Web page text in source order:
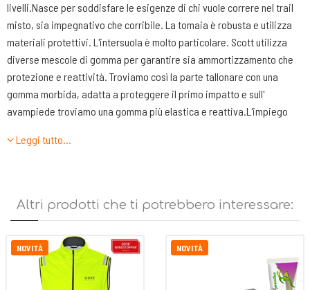
livelli.Nasce per soddisfare le esigenze di chi vuole correre nel trail
misto, sia impegnativo che corribile. La tomaia è robusta e utilizza
materiali protettivi. L'intersuola è molto particolare. Scott utilizza
diverse mescole di gomma per garantire sia ammortizzamento che
protezione e reattività. Troviamo così la parte tallonare con una
gomma morbida, adatta a proteggere il primo impatto e sull'
avampiede troviamo una gomma più elastica e reattiva.L'impiego
energia rispetto alla schiuma EVA standard. Il battistrada presenta
compatti e duri, senza che il piede sia limitato e la corsa poco fluida.
Peso: 290 grammi
Leggi tutto…
Altri prodotti che ti potrebbero interessare:
NOVITÀ NOVITÀ